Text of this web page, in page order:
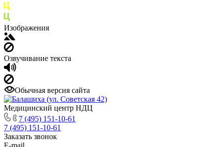
Изображения
Озвучивание текста
Обычная версия сайта
Медицинский центр НДЦ
7 (495) 151-10-61
7 (495) 151-10-61
Заказать звонок
E-mail